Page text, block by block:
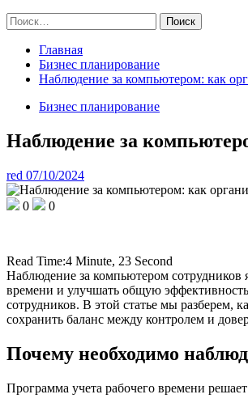
Найти:
Главная
Бизнес планирование
Наблюдение за компьютером: как
Бизнес планирование
Наблюдение за
red 07/10/2024
0 0
Read Time:4 Minute, 23 Second
Наблюдение за компьютером сотрудников
времени и улучшать общую
сотрудников. В этой статье мы разберем,
сохранить баланс между контролем и
Почему необходимо
Программа учета рабочего времени